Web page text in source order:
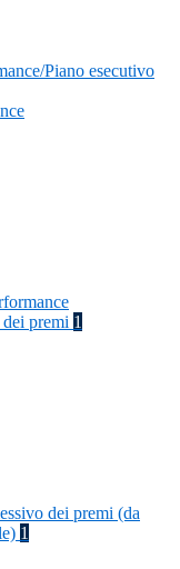
Piano esecutivo
premi 1
dei premi (da
1